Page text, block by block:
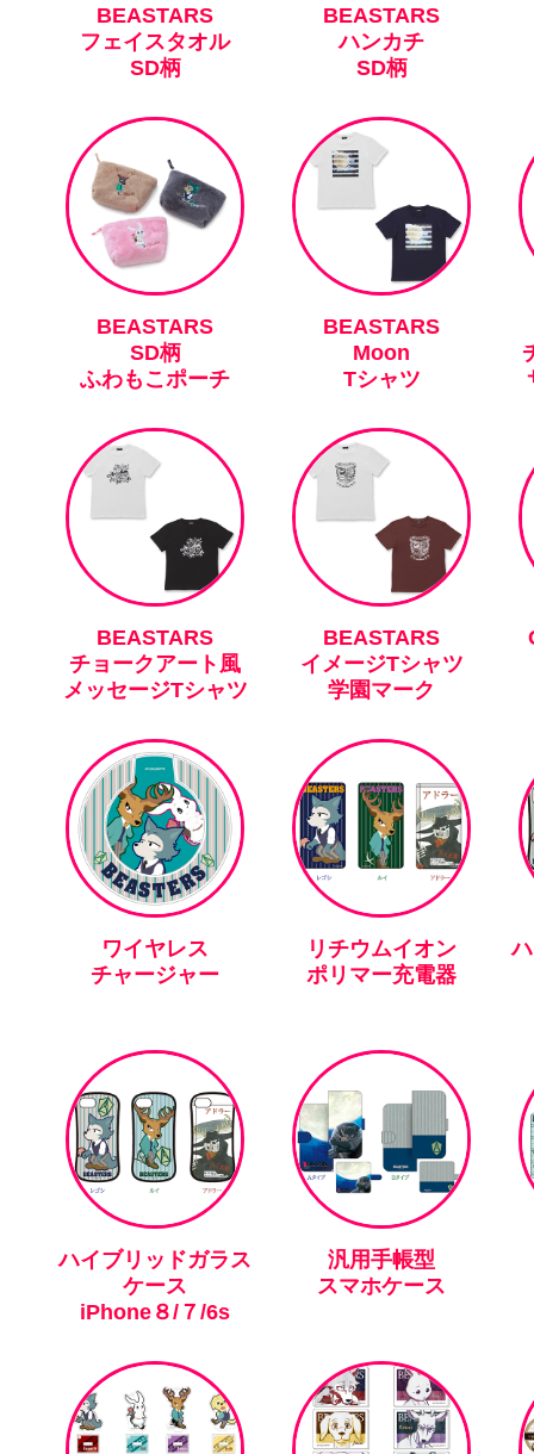
BEASTARS
フェイスタオル
SD柄
BEASTARS
ハンカチ
SD柄
BEASTARS
SD柄
ふわもこポーチ
BEASTARS
Moon
Tシャツ
BEASTARS
チョークアート風
メッセージTシャツ
BEASTARS
イメージTシャツ
学園マーク
ワイヤレス
チャージャー
リチウムイオン
ポリマー充電器
ハイブリッドガラス
ケース
iPhone８/７/6s
汎用手帳型
スマホケース